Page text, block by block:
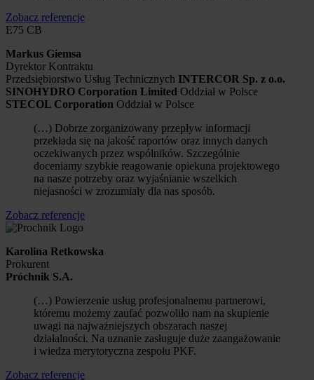
Zobacz referencje
E75 CB
Markus Giemsa
Dyrektor Kontraktu
Przedsiębiorstwo Usług Technicznych INTERCOR Sp. z o.o.
SINOHYDRO Corporation Limited Oddział w Polsce
STECOL Corporation Oddział w Polsce
(…) Dobrze zorganizowany przepływ informacji
przekłada się na jakość raportów oraz innych danych
oczekiwanych przez wspólników. Szczególnie
doceniamy szybkie reagowanie opiekuna projektowego
na nasze potrzeby oraz wyjaśnianie wszelkich
niejasności w zrozumiały dla nas sposób.
Zobacz referencje
Karolina Retkowska
Prokurent
Próchnik S.A.
(…) Powierzenie usług profesjonalnemu partnerowi,
któremu możemy zaufać pozwoliło nam na skupienie
uwagi na najważniejszych obszarach naszej
działalności. Na uznanie zasługuje duże zaangażowanie
i wiedza merytoryczna zespołu PKF.
Zobacz referencje